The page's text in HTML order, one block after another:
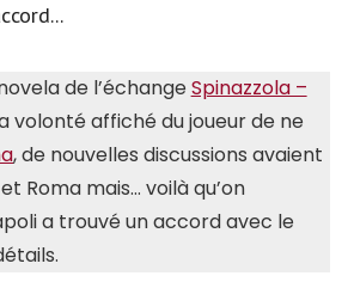
de l’échange Spinazzola –
volonté affiché du joueur de ne
, de nouvelles discussions avaient
Roma mais… voilà qu’on
a trouvé un accord avec le